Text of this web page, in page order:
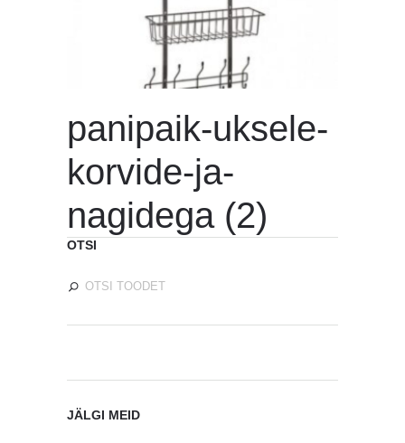
panipaik-uksele-
korvide-ja-
nagidega (2)
OTSI
JÄLGI MEID